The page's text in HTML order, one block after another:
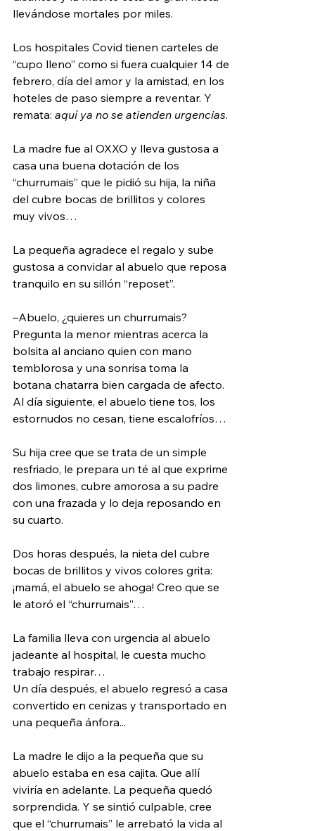
llevándose mortales por miles.
Los hospitales Covid tienen carteles de
“cupo lleno” como si fuera cualquier 14 de
febrero, día del amor y la amistad, en los
hoteles de paso siempre a reventar. Y
remata: aquí ya no se atienden urgencias.
La madre fue al OXXO y lleva gustosa a
casa una buena dotación de los
“churrumais” que le pidió su hija, la niña
del cubre bocas de brillitos y colores
muy vivos…
La pequeña agradece el regalo y sube
gustosa a convidar al abuelo que reposa
tranquilo en su sillón “reposet”.
–Abuelo, ¿quieres un churrumais?
Pregunta la menor mientras acerca la
bolsita al anciano quien con mano
temblorosa y una sonrisa toma la
botana chatarra bien cargada de afecto.
Al día siguiente, el abuelo tiene tos, los
estornudos no cesan, tiene escalofríos…
Su hija cree que se trata de un simple
resfriado, le prepara un té al que exprime
dos limones, cubre amorosa a su padre
con una frazada y lo deja reposando en
su cuarto.
Dos horas después, la nieta del cubre
bocas de brillitos y vivos colores grita:
¡mamá, el abuelo se ahoga! Creo que se
le atoró el “churrumais”…
La familia lleva con urgencia al abuelo
jadeante al hospital, le cuesta mucho
trabajo respirar…
Un día después, el abuelo regresó a casa
convertido en cenizas y transportado en
una pequeña ánfora...
La madre le dijo a la pequeña que su
abuelo estaba en esa cajita. Que allí
viviría en adelante. La pequeña quedó
sorprendida. Y se sintió culpable, cree
que el “churrumais” le arrebató la vida al